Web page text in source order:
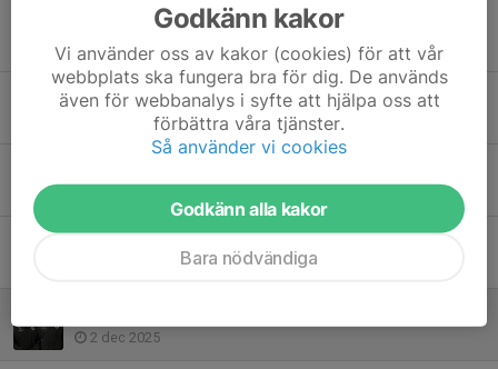
Tidigare nyheter
11 apr, 08:47
2 dec 2025
Godkänn kakor
Vi använder oss av kakor (cookies) för att vår
webbplats ska fungera bra för dig. De används
även för webbanalys i syfte att hjälpa oss att
förbättra våra tjänster.
Så använder vi cookies
Godkänn alla kakor
Bara nödvändiga